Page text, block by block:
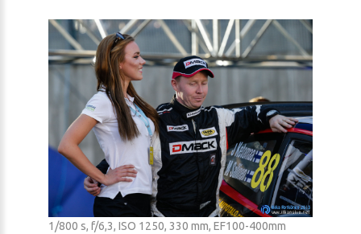
1/800 s, f/6,3, ISO 1250, 330 mm, EF100-400mm